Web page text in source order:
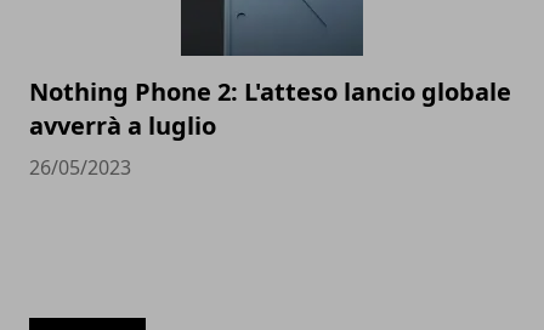
Nothing Phone 2: L'atteso lancio globale
avverrà a luglio
26/05/2023